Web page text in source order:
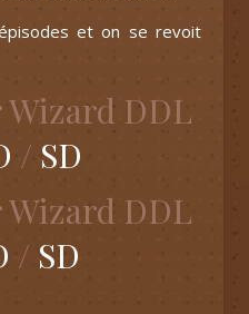
et on se revoit
Wizard DDL
/ SD
Wizard DDL
/ SD